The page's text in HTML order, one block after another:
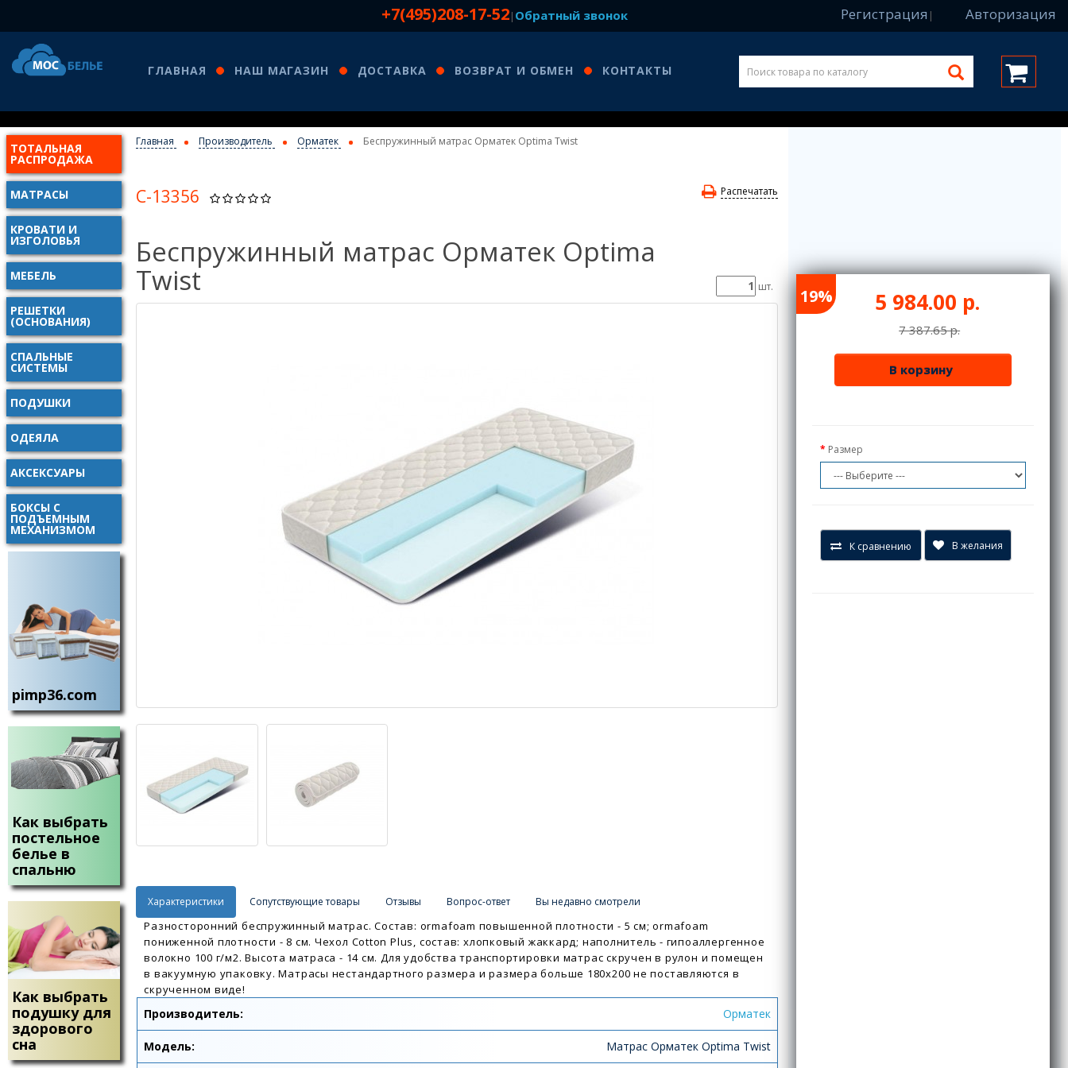
+7(495)208-17-52| Обратный звонок Регистрация | Авторизация
ТОТАЛЬНАЯ
РАСПРОДАЖА
МАТРАСЫ
КРОВАТИ И
ИЗГОЛОВЬЯ
МЕБЕЛЬ
РЕШЕТКИ
(ОСНОВАНИЯ)
СПАЛЬНЫЕ
СИСТЕМЫ
ПОДУШКИ
ОДЕЯЛА
АКСЕКСУАРЫ
БОКСЫ С
ПОДЪЕМНЫМ
МЕХАНИЗМОМ
pimp36.com
Как выбрать
постельное
белье в
спальню
Как выбрать
подушку для
здорового
сна
ГЛАВНАЯ НАШ МАГАЗИН ДОСТАВКА ВОЗВРАТ И ОБМЕН КОНТАКТЫ
Главная Производитель Орматек Беспружинный матрас Орматек Optima Twist
С-13356 Распечатать
Беспружинный матрас Орматек Optima
Twist
шт.
Характеристики Сопутствующие товары Отзывы Вопрос-ответ Вы недавно смотрели
Разносторонний беспружинный матрас. Состав: ormafoam повышенной плотности - 5 см; ormafoam
пониженной плотности - 8 см. Чехол Cotton Plus, состав: хлопковый жаккард; наполнитель - гипоаллергенное
волокно 100 г/м2. Высота матраса - 14 см. Для удобства транспортировки матрас скручен в рулон и помещен
в вакуумную упаковку. Матрасы нестандартного размера и размера больше 180х200 не поставляются в
скрученном виде!
Производитель: Орматек
Модель: Матрас Орматек Optima Twist
19% 5 984.00 р.
7 387.65 р.
В корзину
Размер
К сравнению В желания